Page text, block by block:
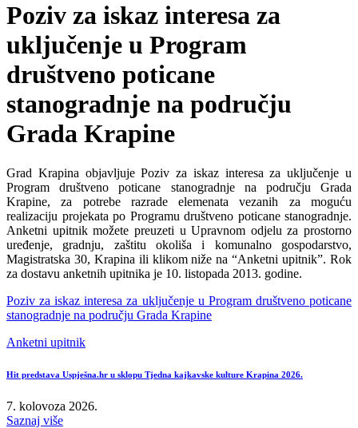
Poziv za iskaz interesa za
uključenje u Program
društveno poticane
stanogradnje na području
Grada Krapine
Grad Krapina objavljuje Poziv za iskaz interesa za uključenje u
Program društveno poticane stanogradnje na području Grada
Krapine, za potrebe razrade elemenata vezanih za moguću
realizaciju projekata po Programu društveno poticane stanogradnje.
Anketni upitnik možete preuzeti u Upravnom odjelu za prostorno
uređenje, gradnju, zaštitu okoliša i komunalno gospodarstvo,
Magistratska 30, Krapina ili klikom niže na “Anketni upitnik”. Rok
za dostavu anketnih upitnika je 10. listopada 2013. godine.
Poziv za iskaz interesa za uključenje u Program društveno poticane
stanogradnje na području Grada Krapine
Anketni upitnik
Hit predstava Uspješna.hr u sklopu Tjedna kajkavske kulture Krapina 2026.
7. kolovoza 2026.
Saznaj više